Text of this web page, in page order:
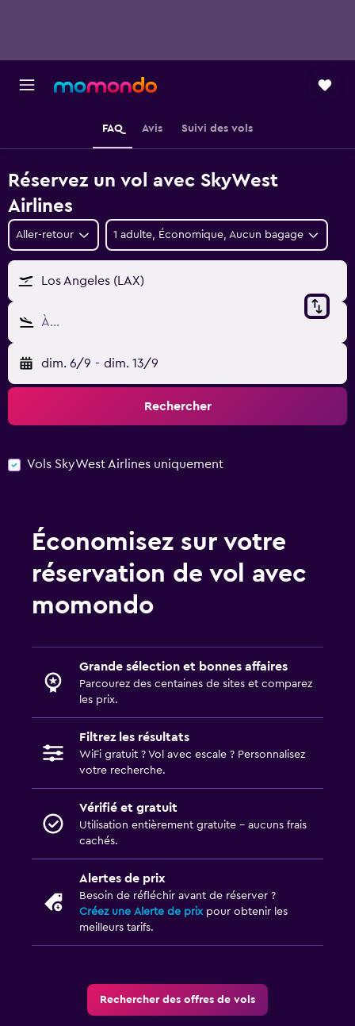
FAQ Avis Suivi des vols
Réservez un vol avec SkyWest
Airlines
Aller-retour 1 adulte, Économique, Aucun bagage
Los Angeles (LAX)
À…
dim. 6/9 - dim. 13/9
Rechercher
Vols SkyWest Airlines uniquement
Économisez sur votre
réservation de vol avec
momondo
Grande sélection et bonnes affaires
Parcourez des centaines de sites et comparez
les prix.
Filtrez les résultats
WiFi gratuit ? Vol avec escale ? Personnalisez
votre recherche.
Vérifié et gratuit
Utilisation entièrement gratuite - aucuns frais
cachés.
Alertes de prix
Besoin de réfléchir avant de réserver ?
Créez une Alerte de prix pour obtenir les
meilleurs tarifs.
Rechercher des offres de vols